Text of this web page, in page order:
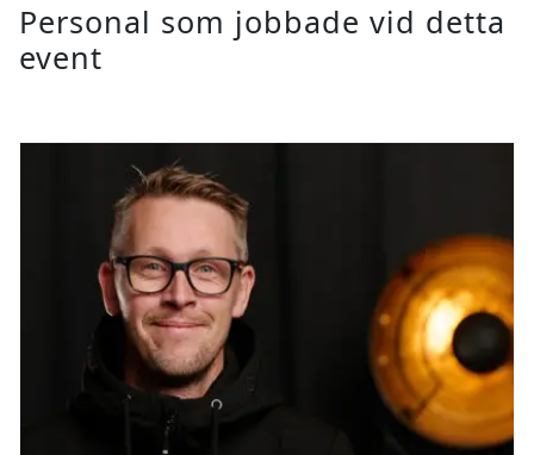
Personal som jobbade vid detta
event